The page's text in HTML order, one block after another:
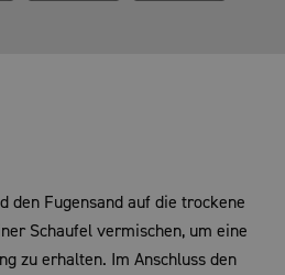
den Fugensand auf die trockene
Schaufel vermischen, um eine
zu erhalten. Im Anschluss den